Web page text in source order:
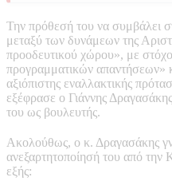
Την πρόθεσή του να συμβάλει
μεταξύ των δυνάμεων της
προοδευτικού χώρου», με
προγραμματικών απαντήσεων»
αξιόπιστης εναλλακτικής
εξέφρασε ο Γιάννης
του ως βουλευτής.
Ακολούθως, ο κ. Δραγασάκης
ανεξαρτητοποίησή του από
εξής: